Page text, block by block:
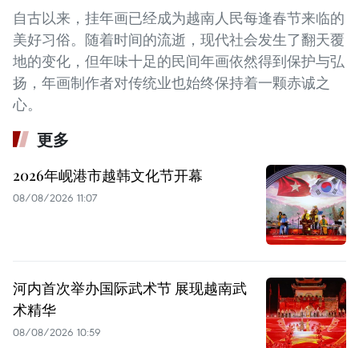
自古以来，挂年画已经成为越南人民每逢春节来临的
美好习俗。随着时间的流逝，现代社会发生了翻天覆
地的变化，但年味十足的民间年画依然得到保护与弘
扬，年画制作者对传统业也始终保持着一颗赤诚之
心。
更多
2026年岘港市越韩文化节开幕
08/08/2026 11:07
河内首次举办国际武术节 展现越南武
术精华
08/08/2026 10:59